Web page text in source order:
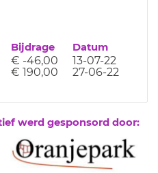
Bijdrage Datum
€ -46,00
13-07-22
€ 190,00 27-06-22
werd gesponsord door: